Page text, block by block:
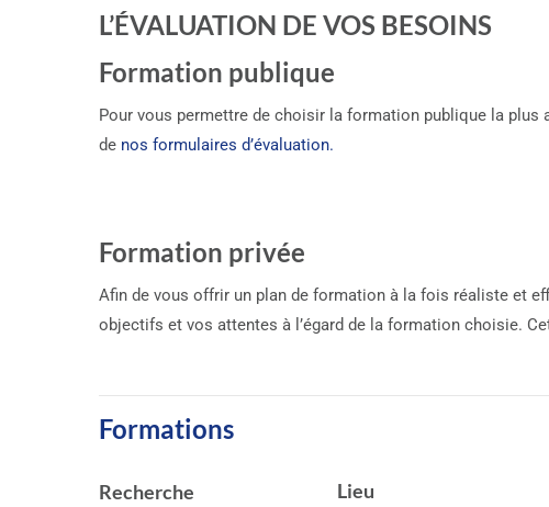
L’ÉVALUATION DE VOS BESOINS
Formation publique
Pour vous permettre de choisir la formation publique la
denos formulaires d’évaluation.
Formation privée
Afin de vous offrir un plan de formation à la fois réaliste et
objectifs et vos attentes à l’égard de la formation choisie.
Formations
Recherche
Lieu